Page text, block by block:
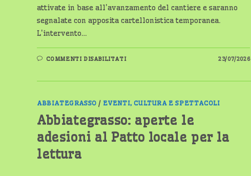
attivate in base all'avanzamento del cantiere e saranno
segnalate con apposita cartellonistica temporanea.
L'intervento…
COMMENTI DISABILITATISU
I
LAVORI
BICIPLAN
METROPOLITANO
23/07/2026
ABBIATEGRASSO / EVENTI, CULTURA E SPETTACOLI
Abbiategrasso: aperte le
adesioni al Patto locale per la
lettura